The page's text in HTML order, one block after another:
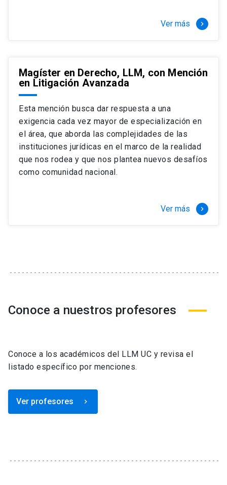
Ver más keyboard_arrow_right
Magíster en Derecho, LLM, con Mención
en Litigación Avanzada
Esta mención busca dar respuesta a una
exigencia cada vez mayor de especialización en
el área, que aborda las complejidades de las
instituciones jurídicas en el marco de la realidad
que nos rodea y que nos plantea nuevos desafíos
como comunidad nacional.
Ver más keyboard_arrow_right
Conoce a nuestros profesores
Conoce a los académicos del LLM UC y revisa el
listado específico por menciones.
Ver profesores keyboard_arrow_right